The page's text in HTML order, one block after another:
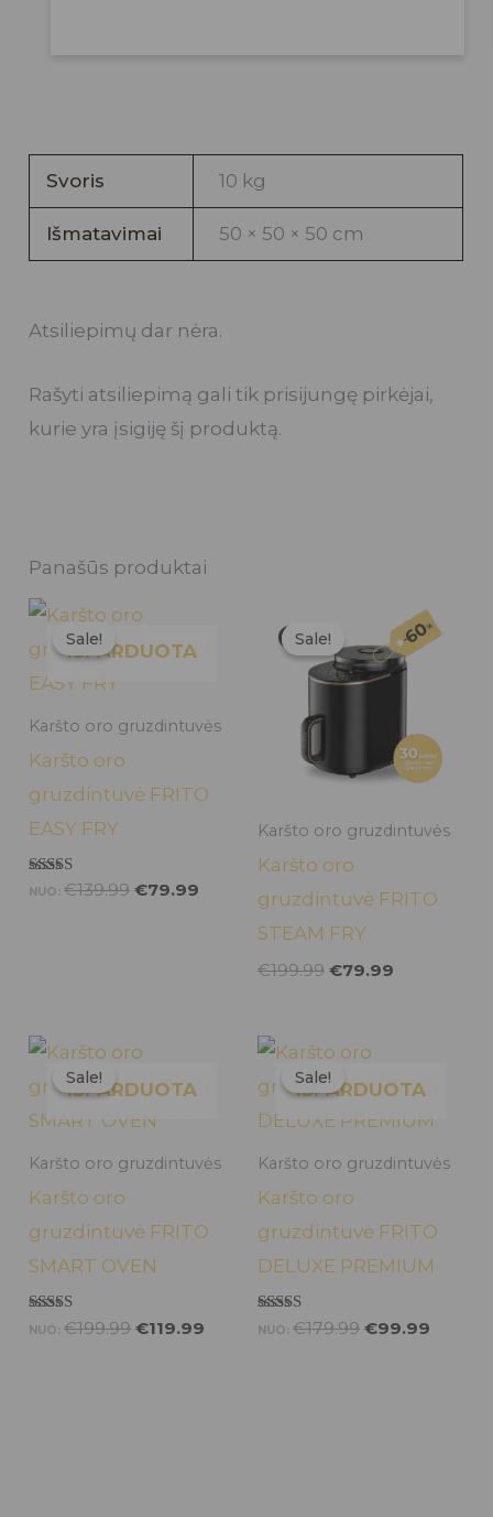
f
5
Svoris 10 kg
Išmatavimai 50 × 50 × 50 cm
Atsiliepimų dar nėra.
Rašyti atsiliepimą gali tik prisijungę pirkėjai,
kurie yra įsigiję šį produktą.
Panašūs produktai
Sale!
IŠPARDUOTA
Sale!
Karšto oro gruzdintuvės
Karšto oro
gruzdintuvė FRITO
EASY FRY
Įvertinimas:
NUO:€139.99
Original
was:
€79.99
Sale!
Sale!
Karšto oro gruzdintuvės
Karšto oro
gruzdintuvė FRITO
STEAM FRY
€199.99
price
was:
€199.99.
€79.99
Current
price
is:
€79.99.
Sale!
IŠPARDUOTA
Sale!
Karšto oro gruzdintuvės
Karšto oro
gruzdintuvė FRITO
SMART OVEN
Įvertinimas:
NUO:€199.99
Original
was:
€119.99
Current
Sale!
IŠPARDUOTA
Sale!
Karšto oro gruzdintuvės
Karšto oro
gruzdintuvė FRITO
DELUXE PREMIUM
Įvertinimas:
NUO: €179.99
Original
was:
€99.99